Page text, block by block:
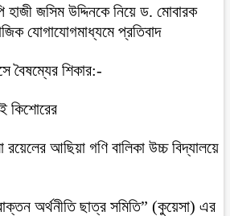
জসিম উদ্দিনকে নিয়ে ড. মোবারক
যোগাযোগমাধ্যমে প্রতিবাদ
বৈষম্যের শিকার:-
কিশোরের
আছিয়া গণি বালিকা উচ্চ বিদ্যালয়ে
অর্থনীতি ছাত্র সমিতি” (কুয়েসা) এর